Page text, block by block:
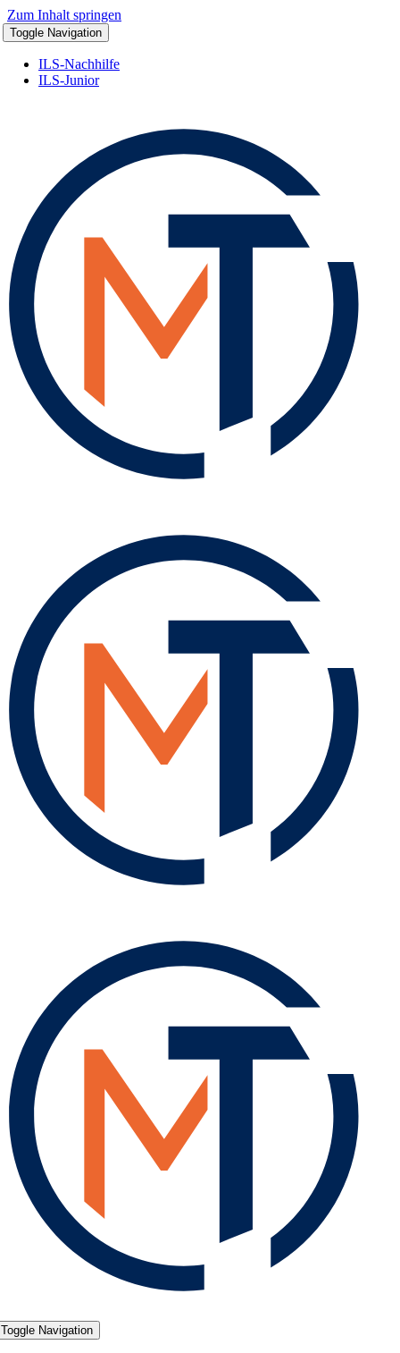
Zum Inhalt springen
Toggle Navigation
ILS-Nachhilfe
ILS-Junior
Toggle Navigation